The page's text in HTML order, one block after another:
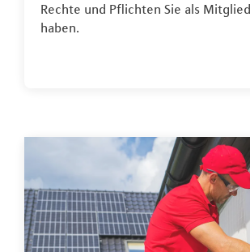
Rechte und Pflichten Sie als
haben.